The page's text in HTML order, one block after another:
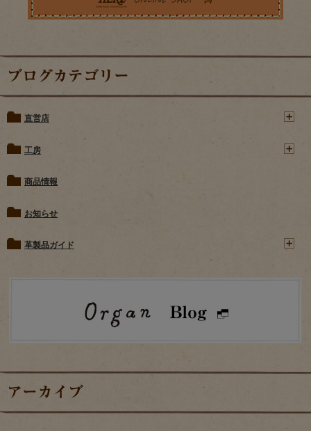
ブログカテゴリー
直営店
工房
商品情報
お知らせ
革製品ガイド
アーカイブ